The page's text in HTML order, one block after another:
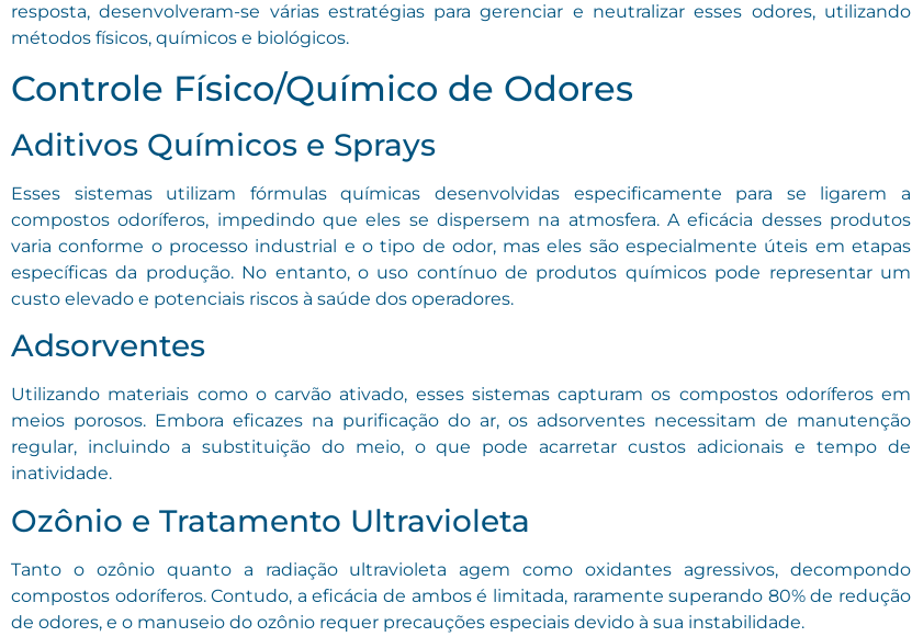
resposta, desenvolveram-se várias estratégias para gerenciar e neutralizar esses odores, utilizando
métodos físicos, químicos e biológicos.
Controle Físico/Químico de Odores
Aditivos Químicos e Sprays
Esses sistemas utilizam fórmulas químicas desenvolvidas especificamente para se ligarem a
compostos odoríferos, impedindo que eles se dispersem na atmosfera. A eficácia desses produtos
varia conforme o processo industrial e o tipo de odor, mas eles são especialmente úteis em etapas
específicas da produção. No entanto, o uso contínuo de produtos químicos pode representar um
custo elevado e potenciais riscos à saúde dos operadores.
Adsorventes
Utilizando materiais como o carvão ativado, esses sistemas capturam os compostos odoríferos em
meios porosos. Embora eficazes na purificação do ar, os adsorventes necessitam de manutenção
regular, incluindo a substituição do meio, o que pode acarretar custos adicionais e tempo de
inatividade.
Ozônio e Tratamento Ultravioleta
Tanto o ozônio quanto a radiação ultravioleta agem como oxidantes agressivos, decompondo
compostos odoríferos. Contudo, a eficácia de ambos é limitada, raramente superando 80% de redução
de odores, e o manuseio do ozônio requer precauções especiais devido à sua instabilidade.